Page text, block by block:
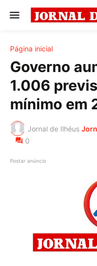
Página inicial
Governo
1.006
mínimo em
Jornal de Ilhéus
0
Postar anúncio